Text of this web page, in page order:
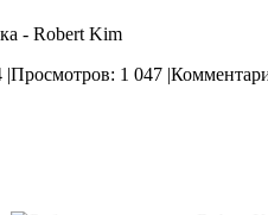
- Robert Kim
|Просмотров: 1 047 |